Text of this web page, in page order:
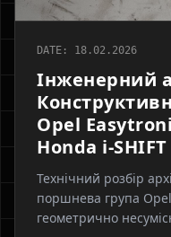
DATE: 18.02.2026
Інженерний
Opel
Honda i-SHIFT
Технічний розбір
поршнева група
геометрично